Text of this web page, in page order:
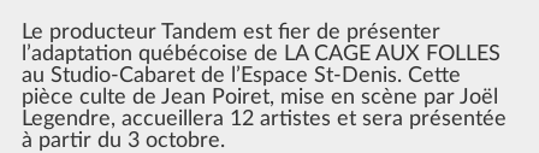
Le producteur Tandem est fier de présenter
l’adaptation québécoise de LA CAGE AUX FOLLES
au Studio-Cabaret de l’Espace St-Denis. Cette
pièce culte de Jean Poiret, mise en scène par Joël
Legendre, accueillera 12 artistes et sera présentée
à partir du 3 octobre.